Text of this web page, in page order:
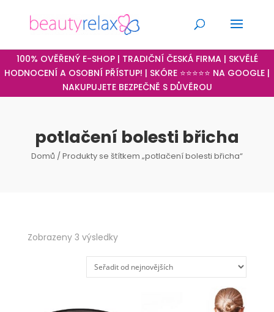
100% OVĚŘENÝ E-SHOP | TRADIČNÍ ČESKÁ FIRMA | SKVĚLÉ
HODNOCENÍ A OSOBNÍ PŘÍSTUP! | SKÓRE ⭐⭐⭐⭐⭐ NA GOOGLE |
NAKUPUJETE BEZPEČNĚ S DŮVĚROU
potlačení bolesti břicha
Domů / Produkty se štítkem „potlačení bolesti břicha“
Zobrazeny 3 výsledkySeřazeno
nejnovějších